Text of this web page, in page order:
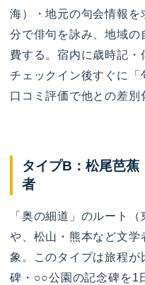
海）・地元の句会情報を
分で俳句を詠み、地域の
費する。宿内に歳時記・
チェックイン後すぐに「
口コミ評価で他との差別
タイプB：松尾芭蕉
者
「奥の細道」のルート
や、松山・熊本など文
象。このタイプは旅程
碑・○○公園の記念碑を1